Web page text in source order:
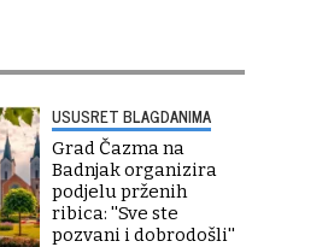
USUSRET BLAGDANIMA
Grad Čazma na
Badnjak organizira
podjelu prženih
ribica: ''Sve ste
pozvani i dobrodošli''